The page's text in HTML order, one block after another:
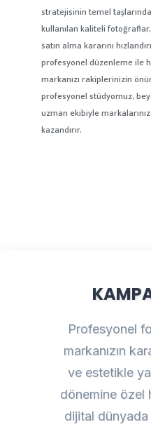
stratejisinin temel
kullanılan kaliteli
satın alma kararını
profesyonel düzenleme ile
markanızı rakiplerinizin
profesyonel stüdyomuz,
uzman ekibiyle
kazandırır.
Profesyonel
markanızın
ve estetikle
dönemine özel
dijital